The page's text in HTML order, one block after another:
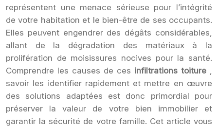
représentent une menace sérieuse pour l’intégrité
de votre habitation et le bien-être de ses occupants.
Elles peuvent engendrer des dégâts considérables,
allant de la dégradation des matériaux à la
prolifération de moisissures nocives pour la santé.
Comprendre les causes de ces infiltrations toiture
savoir les identifier rapidement et mettre en œuvre
des solutions adaptées est donc primordial pour
préserver la valeur de votre bien immobilier et
garantir la sécurité de votre famille. Cet article vous